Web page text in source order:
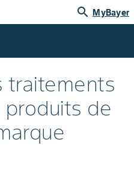
search MyBayer
traitements
de